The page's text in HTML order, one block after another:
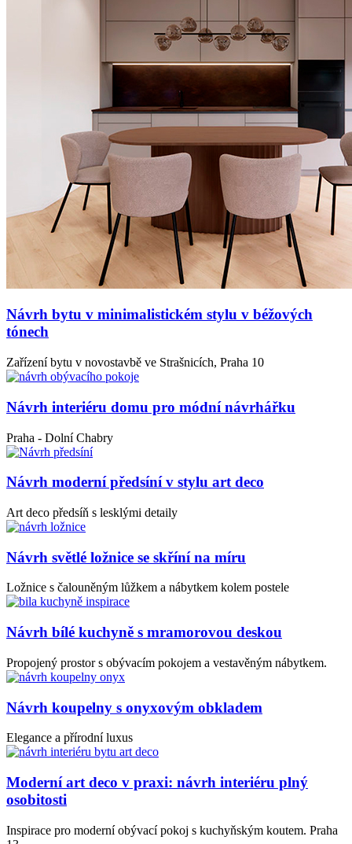
Návrh bytu v minimalistickém stylu v béžových
tónech
Zařízení bytu v novostavbě ve Strašnicích, Praha 10
Návrh interiéru domu pro módní návrhářku
Praha - Dolní Chabry
Návrh moderní předsíní v stylu art deco
Art deco předsíň s lesklými detaily
Návrh světlé ložnice se skříní na míru
Ložnice s čalouněným lůžkem a nábytkem kolem postele
Návrh bílé kuchyně s mramorovou deskou
Propojený prostor s obývacím pokojem a vestavěným nábytkem.
Návrh koupelny s onyxovým obkladem
Elegance a přírodní luxus
Moderní art deco v praxi: návrh interiéru plný
osobitosti
Inspirace pro moderní obývací pokoj s kuchyňským koutem. Praha